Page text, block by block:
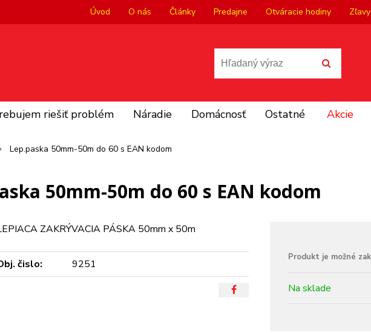
Úvod O nás Články Predajne Otváracie hodiny Zľavy
riešiť problém Náradie Domácnosť Ostatné Akcie
Lep.paska 50mm-50m do 60 s EAN kodom
50mm-50m do 60 s EAN kodom
Na sklade
ZAKRÝVACIA PÁSKA 50mm x 50m
čislo: 9251